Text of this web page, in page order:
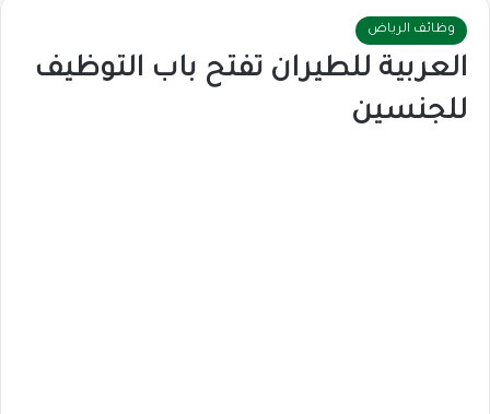
وظائف الرياض
العربية للطيران تفتح باب التوظيف
للجنسين